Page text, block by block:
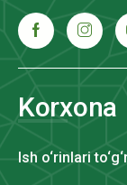
Korxona
Ish o‘rinlari